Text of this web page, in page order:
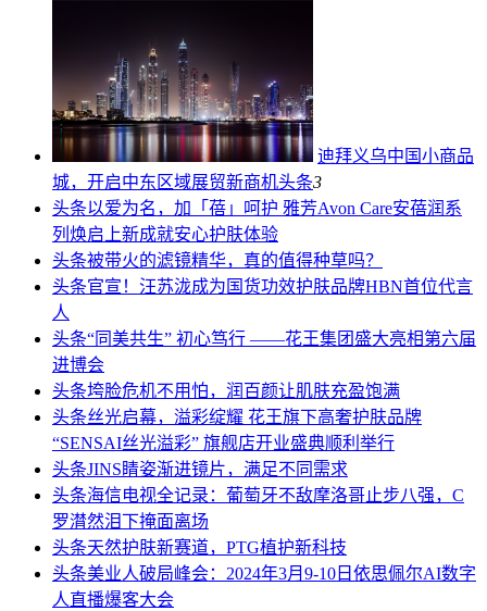
迪拜义乌中国小商品
城，开启中东区域展贸新商机头条3
头条以爱为名，加「蓓」呵护 雅芳Avon Care安蓓润系
列焕启上新成就安心护肤体验
头条被带火的滤镜精华，真的值得种草吗？
头条官宣！汪苏泷成为国货功效护肤品牌HBN首位代言
人
头条“同美共生” 初心笃行 ——花王集团盛大亮相第六届
进博会
头条垮脸危机不用怕，润百颜让肌肤充盈饱满
头条丝光启幕，溢彩绽耀 花王旗下高奢护肤品牌
“SENSAI丝光溢彩” 旗舰店开业盛典顺利举行
头条JINS睛姿渐进镜片，满足不同需求
头条海信电视全记录：葡萄牙不敌摩洛哥止步八强，C
罗潸然泪下掩面离场
头条天然护肤新赛道，PTG植护新科技
头条美业人破局峰会：2024年3月9-10日依思佩尔AI数字
人直播爆客大会